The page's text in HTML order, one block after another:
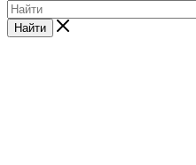
Найти